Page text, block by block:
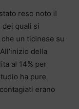
reso noto il
quali si
un ticinese su
della
al 14% per
ha pure
erano